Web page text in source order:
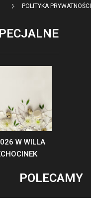
POLITYKA PRYWATNOŚCI
W WILLA
POLECAMY